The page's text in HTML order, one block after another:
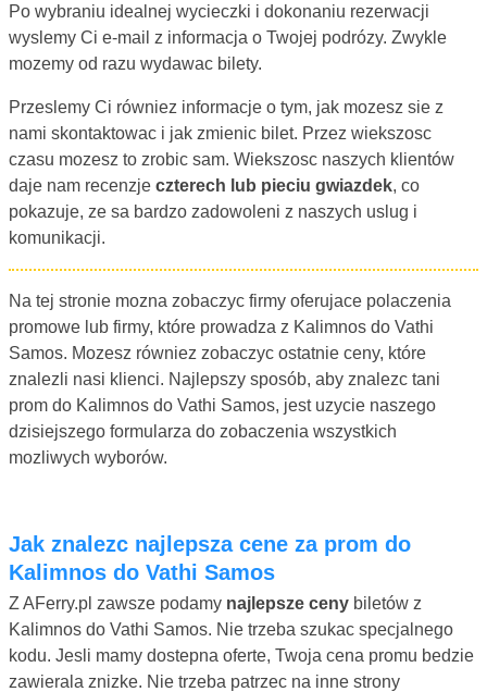
Po wybraniu idealnej wycieczki i dokonaniu rezerwacji
wyslemy Ci e-mail z informacja o Twojej podrózy. Zwykle
mozemy od razu wydawac bilety.
Przeslemy Ci równiez informacje o tym, jak mozesz sie z
nami skontaktowac i jak zmienic bilet. Przez wiekszosc
czasu mozesz to zrobic sam. Wiekszosc naszych klientów
daje nam recenzje czterech lub pieciu gwiazdek, co
pokazuje, ze sa bardzo zadowoleni z naszych uslug i
komunikacji.
Na tej stronie mozna zobaczyc firmy oferujace polaczenia
promowe lub firmy, które prowadza z Kalimnos do Vathi
Samos. Mozesz równiez zobaczyc ostatnie ceny, które
znalezli nasi klienci. Najlepszy sposób, aby znalezc tani
prom do Kalimnos do Vathi Samos, jest uzycie naszego
dzisiejszego formularza do zobaczenia wszystkich
mozliwych wyborów.
Jak znalezc najlepsza cene za prom do
Kalimnos do Vathi Samos
Z AFerry.pl zawsze podamy najlepsze ceny biletów z
Kalimnos do Vathi Samos. Nie trzeba szukac specjalnego
kodu. Jesli mamy dostepna oferte, Twoja cena promu bedzie
zawierala znizke. Nie trzeba patrzec na inne strony